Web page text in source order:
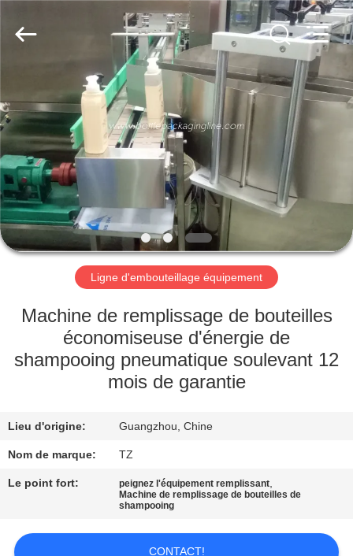
LA
MAISON
PRODUITS
VIDÉOS
PROPOS
NOUS
DE
L'USINE
CONTRÔLE
DE
Equipment
Co,Ltd..
Ligne d'embouteillage équipement
Machine de remplissage de bouteilles
économiseuse d'énergie de
shampooing pneumatique soulevant 12
mois de garantie
Lieu d'origine: Guangzhou, Chine
Nom de marque: TZ
Le point fort: peignez l'équipement remplissant,
Machine de remplissage de bouteilles de
shampooing
CONTACT!